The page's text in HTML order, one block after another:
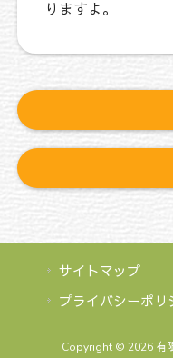
りますよ。
サイトマップ
プライバシーポリ
Copyright © 2026 有